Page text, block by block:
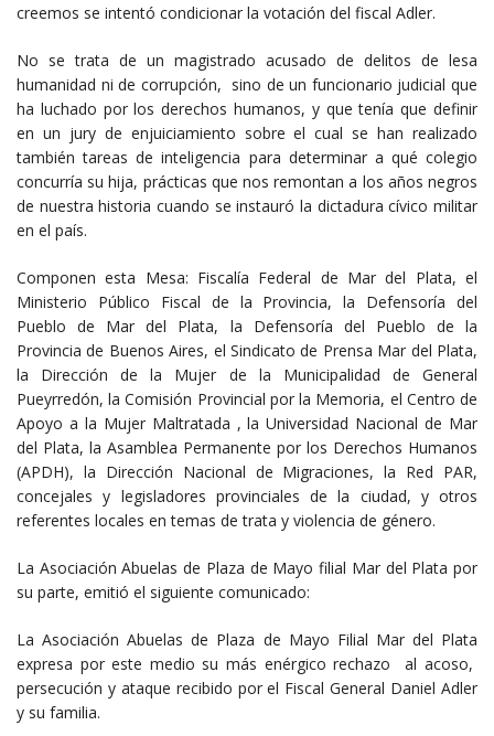
creemos se intentó condicionar la votación del fiscal Adler.
No se trata de un magistrado acusado de delitos de lesa
humanidad ni de corrupción, sino de un funcionario judicial que
ha luchado por los derechos humanos, y que tenía que definir
en un jury de enjuiciamiento sobre el cual se han realizado
también tareas de inteligencia para determinar a qué colegio
concurría su hija, prácticas que nos remontan a los años negros
de nuestra historia cuando se instauró la dictadura cívico militar
en el país.
Componen esta Mesa: Fiscalía Federal de Mar del Plata, el
Ministerio Público Fiscal de la Provincia, la Defensoría del
Pueblo de Mar del Plata, la Defensoría del Pueblo de la
Provincia de Buenos Aires, el Sindicato de Prensa Mar del Plata,
la Dirección de la Mujer de la Municipalidad de General
Pueyrredón, la Comisión Provincial por la Memoria, el Centro de
Apoyo a la Mujer Maltratada , la Universidad Nacional de Mar
del Plata, la Asamblea Permanente por los Derechos Humanos
(APDH), la Dirección Nacional de Migraciones, la Red PAR,
concejales y legisladores provinciales de la ciudad, y otros
referentes locales en temas de trata y violencia de género.
La Asociación Abuelas de Plaza de Mayo filial Mar del Plata por
su parte, emitió el siguiente comunicado:
La Asociación Abuelas de Plaza de Mayo Filial Mar del Plata
expresa por este medio su más enérgico rechazo al acoso,
persecución y ataque recibido por el Fiscal General Daniel Adler
y su familia.